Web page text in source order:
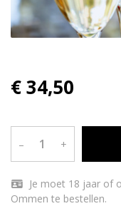
€ 34,50
– +
Ommen te bestellen.